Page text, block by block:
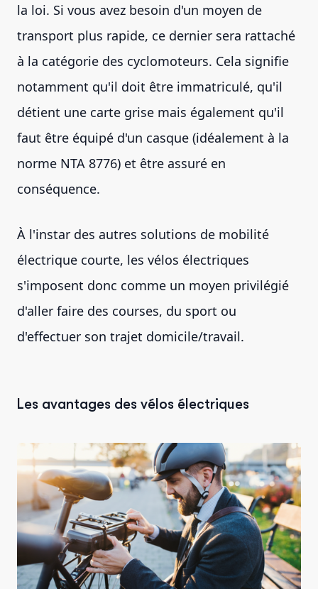
la loi. Si vous avez besoin d'un moyen de
transport plus rapide, ce dernier sera rattaché
à la catégorie des cyclomoteurs. Cela signifie
notamment qu'il doit être immatriculé, qu'il
détient une carte grise mais également qu'il
faut être équipé d'un casque (idéalement à la
norme NTA 8776) et être assuré en
conséquence.
À l'instar des autres solutions de mobilité
électrique courte, les vélos électriques
s'imposent donc comme un moyen privilégié
d'aller faire des courses, du sport ou
d'effectuer son trajet domicile/travail.
Les avantages des vélos électriques